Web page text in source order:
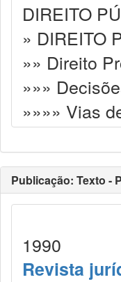
DIREITO
» DIREITO
»» Direito
»»»
»»»» Vias
Publicação: Texto -
1990
Revista